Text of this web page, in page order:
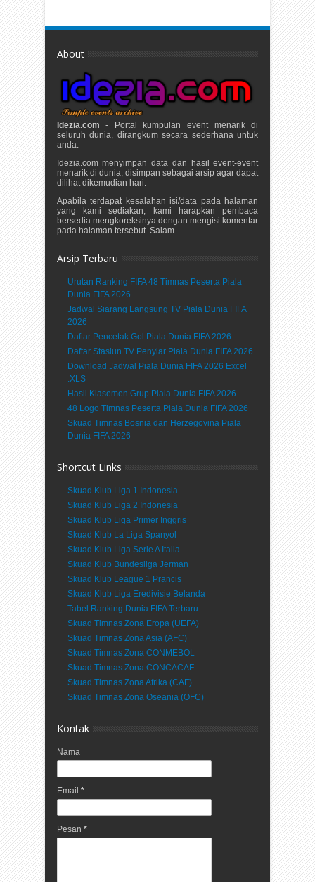
About
Idezia.com - Portal kumpulan event menarik di
seluruh dunia, dirangkum secara sederhana untuk
anda.
Idezia.com menyimpan data dan hasil event-event
menarik di dunia, disimpan sebagai arsip agar dapat
dilihat dikemudian hari.
Apabila terdapat kesalahan isi/data pada halaman
yang kami sediakan, kami harapkan pembaca
bersedia mengkoreksinya dengan mengisi komentar
pada halaman tersebut. Salam.
Arsip Terbaru
Urutan Ranking FIFA 48 Timnas Peserta Piala
Dunia FIFA 2026
Jadwal Siarang Langsung TV Piala Dunia FIFA
2026
Daftar Pencetak Gol Piala Dunia FIFA 2026
Daftar Stasiun TV Penyiar Piala Dunia FIFA 2026
Download Jadwal Piala Dunia FIFA 2026 Excel
.XLS
Hasil Klasemen Grup Piala Dunia FIFA 2026
48 Logo Timnas Peserta Piala Dunia FIFA 2026
Skuad Timnas Bosnia dan Herzegovina Piala
Dunia FIFA 2026
Shortcut Links
Skuad Klub Liga 1 Indonesia
Skuad Klub Liga 2 Indonesia
Skuad Klub Liga Primer Inggris
Skuad Klub La Liga Spanyol
Skuad Klub Liga Serie A Italia
Skuad Klub Bundesliga Jerman
Skuad Klub League 1 Prancis
Skuad Klub Liga Eredivisie Belanda
Tabel Ranking Dunia FIFA Terbaru
Skuad Timnas Zona Eropa (UEFA)
Skuad Timnas Zona Asia (AFC)
Skuad Timnas Zona CONMEBOL
Skuad Timnas Zona CONCACAF
Skuad Timnas Zona Afrika (CAF)
Skuad Timnas Zona Oseania (OFC)
Kontak
Nama
Email *
Pesan *